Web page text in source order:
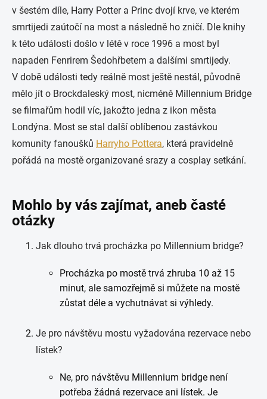
v šestém díle, Harry Potter a Princ dvojí krve, ve kterém
smrtijedi zaútočí na most a následně ho zničí. Dle knihy
k této události došlo v létě v roce 1996 a most byl
napaden Fenrirem Šedohřbetem a dalšími smrtijedy.
V době události tedy reálně most ještě nestál, původně
mělo jít o Brockdaleský most, nicméně Millennium Bridge
se filmařům hodil víc, jakožto jedna z ikon města
Londýna. Most se stal další oblíbenou zastávkou
komunity fanoušků Harryho Pottera, která pravidelně
pořádá na mostě organizované srazy a cosplay setkání.
Mohlo by vás zajímat, aneb časté
otázky
Jak dlouho trvá procházka po Millennium bridge?
Procházka po mostě trvá zhruba 10 až 15
minut, ale samozřejmě si můžete na mostě
zůstat déle a vychutnávat si výhledy.
Je pro návštěvu mostu vyžadována rezervace nebo
lístek?
Ne, pro návštěvu Millennium bridge není
potřeba žádná rezervace ani lístek. Je